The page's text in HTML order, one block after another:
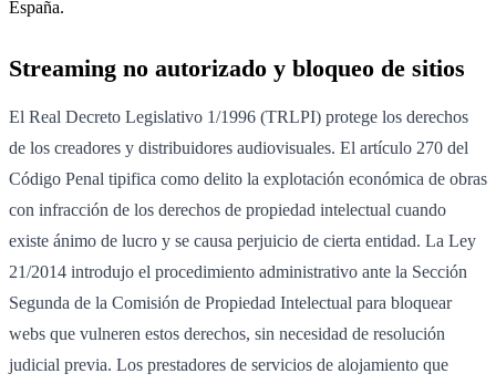
España.
Streaming no autorizado y bloqueo de sitios
El Real Decreto Legislativo 1/1996 (TRLPI) protege los derechos
de los creadores y distribuidores audiovisuales. El artículo 270 del
Código Penal tipifica como delito la explotación económica de obras
con infracción de los derechos de propiedad intelectual cuando
existe ánimo de lucro y se causa perjuicio de cierta entidad. La Ley
21/2014 introdujo el procedimiento administrativo ante la Sección
Segunda de la Comisión de Propiedad Intelectual para bloquear
webs que vulneren estos derechos, sin necesidad de resolución
judicial previa. Los prestadores de servicios de alojamiento que